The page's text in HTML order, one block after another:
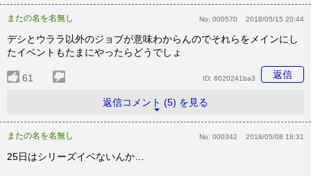
またの名を名無し No: 000570 2018/05/15 20:44
デシとウララ以外のジョブが意味わからんのでそれらをメインにし
たイベントもたまにやったらどうでしょ
61 返信
ID: 6020241ba3
返信コメント (5) を見る
またの名を名無し No: 000342 2018/05/08 18:31
25日はシリーズイベないんか…